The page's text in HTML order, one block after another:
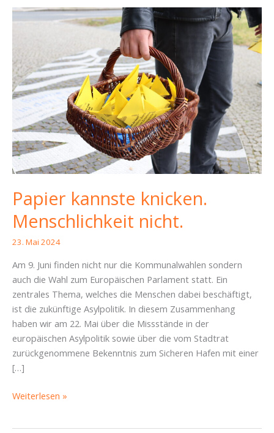
Papier kannste knicken.
Menschlichkeit nicht.
23. Mai 2024
Am 9. Juni finden nicht nur die Kommunalwahlen sondern
auch die Wahl zum Europäischen Parlament statt. Ein
zentrales Thema, welches die Menschen dabei beschäftigt,
ist die zukünftige Asylpolitik. In diesem Zusammenhang
haben wir am 22. Mai über die Missstände in der
europäischen Asylpolitik sowie über die vom Stadtrat
zurückgenommene Bekenntnis zum Sicheren Hafen mit einer
[…]
Papier
Weiterlesen »